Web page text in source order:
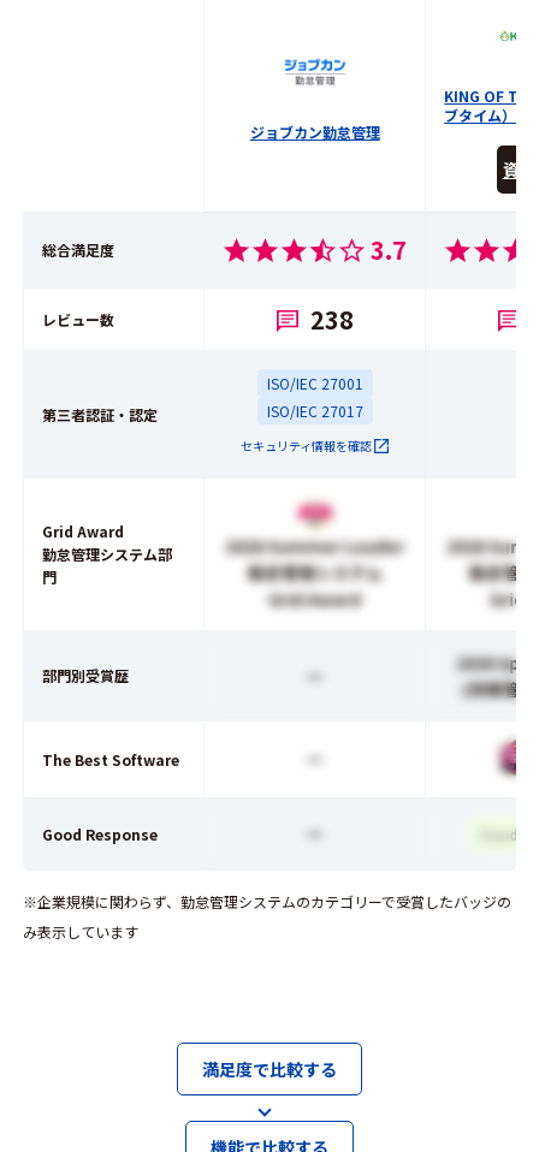
ジョブカン勤怠管理
KING OF
ブタイム）
資
総合満足度 3.7
レビュー数 238
第三者認証・認定
ISO/IEC 27001
ISO/IEC 27017
セキュリティ情報を確認
Grid Award
勤怠管理システム部
門
2026 Summer Leader
勤怠管理システム
Grid Award
2026
勤怠管
Grid
部門別受賞歴 ー
2026
(労務管
The Best Software ー
Good Response ー Good
※企業規模に関わらず、勤怠管理システムのカテゴリーで受賞したバッジの
み表示しています
満足度で比較する